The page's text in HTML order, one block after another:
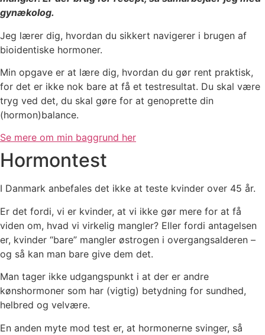
gynækolog.
Jeg lærer dig, hvordan du sikkert navigerer i brugen af
bioidentiske hormoner.
Min opgave er at lære dig, hvordan du gør rent praktisk,
for det er ikke nok bare at få et testresultat. Du skal være
tryg ved det, du skal gøre for at genoprette din
(hormon)balance.
Se mere om min baggrund her
Hormontest
I Danmark anbefales det ikke at teste kvinder over 45 år.
Er det fordi, vi er kvinder, at vi ikke gør mere for at få
viden om, hvad vi virkelig mangler? Eller fordi antagelsen
er, kvinder “bare” mangler østrogen i overgangsalderen –
og så kan man bare give dem det.
Man tager ikke udgangspunkt i at der er andre
kønshormoner som har (vigtig) betydning for sundhed,
helbred og velvære.
En anden myte mod test er, at hormonerne svinger, så